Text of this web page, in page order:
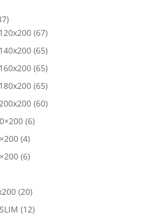
337
produktów
6767
produktów
6565
produktów
6565
produktów
6565
produktów
6060
66
44
produkty
66
2020
produktów
1212